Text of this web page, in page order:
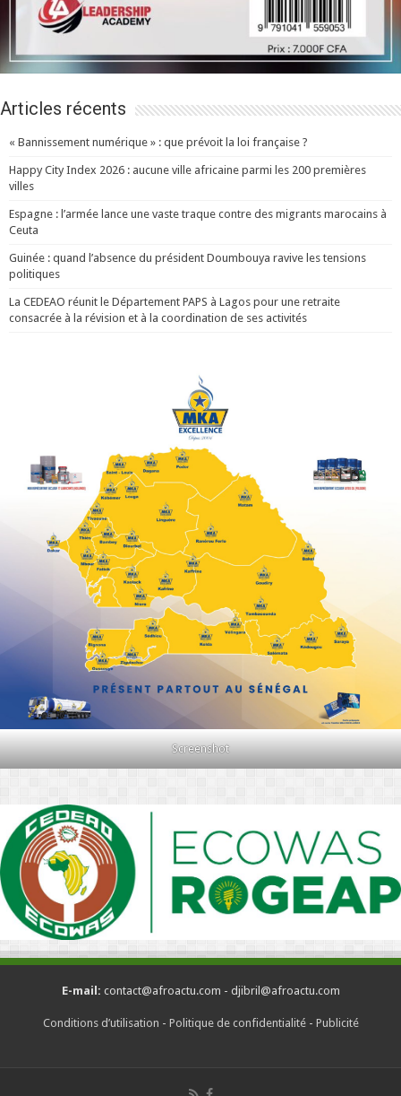
Articles récents
« Bannissement numérique » : que prévoit la loi française ?
Happy City Index 2026 : aucune ville africaine parmi les 200 premières
villes
Espagne : l’armée lance une vaste traque contre des migrants marocains à
Ceuta
Guinée : quand l’absence du président Doumbouya ravive les tensions
politiques
La CEDEAO réunit le Département PAPS à Lagos pour une retraite
consacrée à la révision et à la coordination de ses activités
Screenshot
E-mail: contact@afroactu.com - djibril@afroactu.com
Conditions d’utilisation - Politique de confidentialité- Publicité